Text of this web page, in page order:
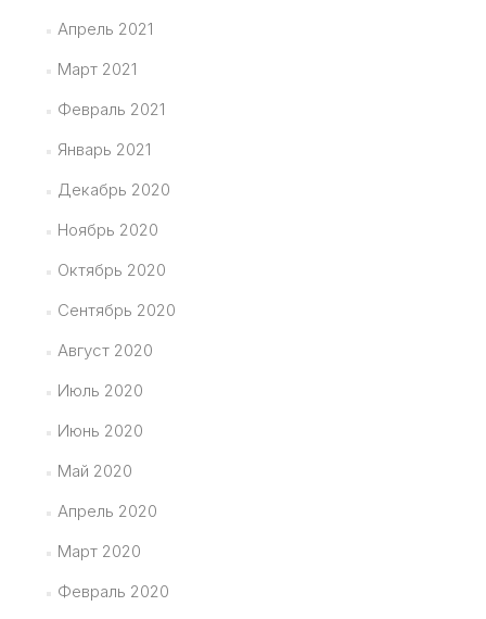
Апрель 2021
Март 2021
Февраль 2021
Январь 2021
Декабрь 2020
Ноябрь 2020
Октябрь 2020
Сентябрь 2020
Август 2020
Июль 2020
Июнь 2020
Май 2020
Апрель 2020
Март 2020
Февраль 2020